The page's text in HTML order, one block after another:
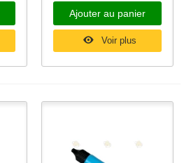
Ajouter au panier
Voir plus